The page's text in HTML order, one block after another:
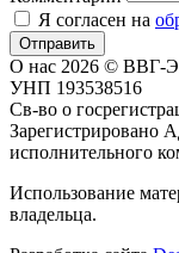
Я согласен на
Отправить
О нас 2026 © ВВГ-
УНП 193538516
Св-во о
Зарегистрировано
исполнительного
Использование
владельца.